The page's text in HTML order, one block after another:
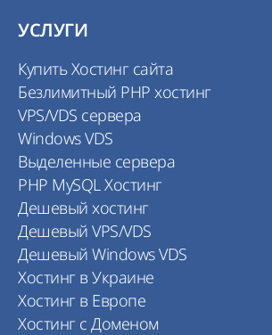
УСЛУГИ
Купить Хостинг сайта
Безлимитный PHP хостинг
VPS/VDS сервера
Windows VDS
Выделенные сервера
PHP MySQL Хостинг
Дешевый хостинг
Дешевый VPS/VDS
Дешевый Windows VDS
Хостинг в Украине
Хостинг в Европе
Хостинг с Доменом